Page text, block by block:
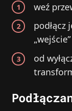
weź
podłącz
od